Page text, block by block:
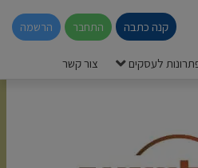
קנה כתבה התחבר הרשמה
לעסקים צור קשר